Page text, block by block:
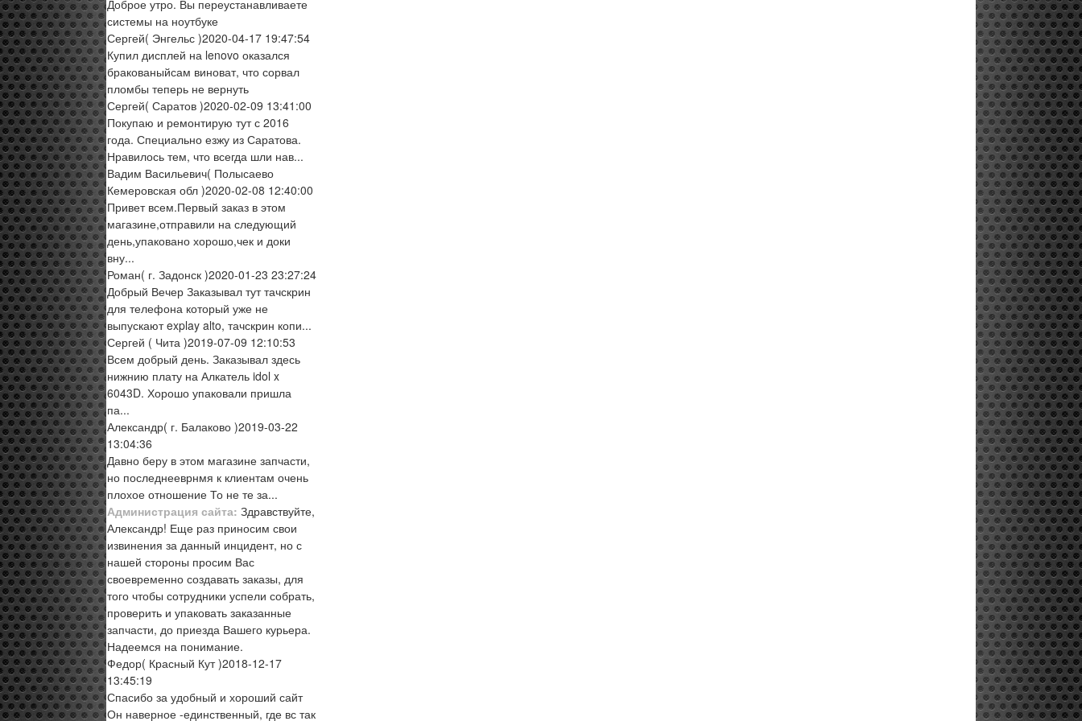
Доброе утро. Вы переустанавливаете
системы на ноутбуке
Сергей( Энгельс )2020-04-17 19:47:54
Купил дисплей на lenovo оказался
бракованыйсам виноват, что сорвал
пломбы теперь не вернуть
Сергей( Саратов )2020-02-09 13:41:00
Покупаю и ремонтирую тут с 2016
года. Специально езжу из Саратова.
Нравилось тем, что всегда шли нав...
Вадим Васильевич( Полысаево
Кемеровская обл )2020-02-08 12:40:00
Привет всем.Первый заказ в этом
магазине,отправили на следующий
день,упаковано хорошо,чек и доки
вну...
Роман( г. Задонск )2020-01-23 23:27:24
Добрый Вечер Заказывал тут тачскрин
для телефона который уже не
выпускают explay alto, тачскрин копи...
Сергей ( Чита )2019-07-09 12:10:53
Всем добрый день. Заказывал здесь
нижнию плату на Алкатель idol x
6043D. Хорошо упаковали пришла
па...
Александр( г. Балаково )2019-03-22
13:04:36
Давно беру в этом магазине запчасти,
но последнееврнмя к клиентам очень
плохое отношение То не те за...
Администрация сайта: Здравствуйте,
Александр! Еще раз приносим свои
извинения за данный инцидент, но с
нашей стороны просим Вас
своевременно создавать заказы, для
того чтобы сотрудники успели собрать,
проверить и упаковать заказанные
запчасти, до приезда Вашего курьера.
Надеемся на понимание.
Федор( Красный Кут )2018-12-17
13:45:19
Спасибо за удобный и хороший сайт
Он наверное -единственный, где вс так